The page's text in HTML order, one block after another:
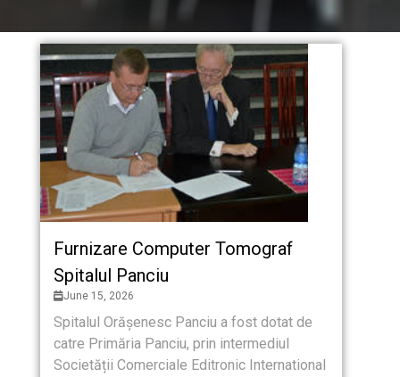
Furnizare Computer Tomograf
Spitalul Panciu
June 15, 2026
Spitalul Orășenesc Panciu a fost dotat de
catre Primăria Panciu, prin intermediul
Societății Comerciale Editronic International